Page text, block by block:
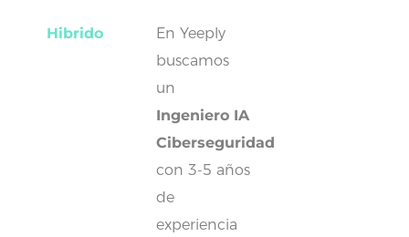
Hibrido
En Yeeply
buscamos
un
Ingeniero IA
Ciberseguridad
con 3-5 años
de
experiencia